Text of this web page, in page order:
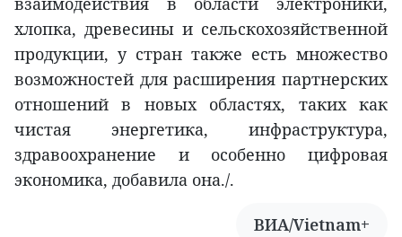
хлопка, древесины и сельскохозяйственной
продукции, у стран также есть множество
возможностей для расширения партнерских
отношений в новых областях, таких как
чистая энергетика, инфраструктура,
здравоохранение и особенно цифровая
экономика, добавила она./.
ВИА/Vietnam+